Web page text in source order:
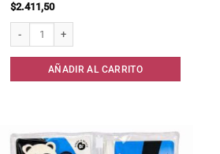
$2.411,50
Esponja Red. 2553 Maquillaje x 2 unid cantidad
AÑADIR AL CARRITO